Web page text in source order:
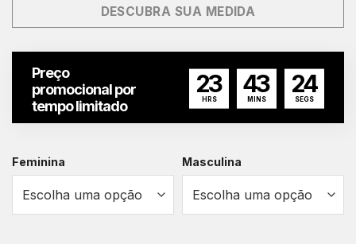
DESCUBRA SUA MEDIDA
Preço
promocional por
tempo limitado
23
HRS
43
MINS
23
SEGS
Feminina Masculina